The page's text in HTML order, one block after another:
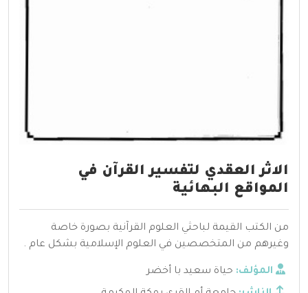
الاثر العقدي لتفسير القرآن في
المواقع البهائية
من الكتب القيمة لباحثي العلوم القرآنية بصورة خاصة
وغيرهم من المتخصصين في العلوم الإسلامية بشكل عام .
المؤلف: حياة سعيد با أخضر